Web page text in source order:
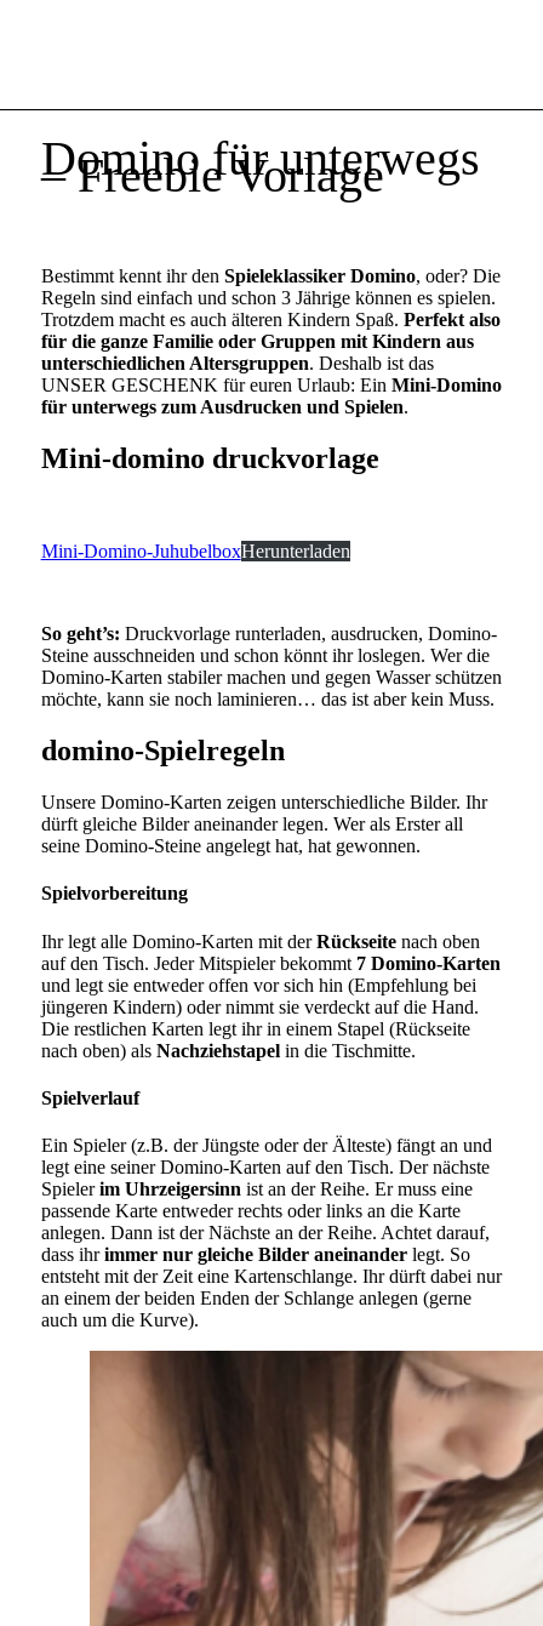
Domino für unterwegs
– Freebie Vorlage
Bestimmt kennt ihr den Spieleklassiker Domino, oder? Die
Regeln sind einfach und schon 3 Jährige können es spielen.
Trotzdem macht es auch älteren Kindern Spaß. Perfekt also
für die ganze Familie oder Gruppen mit Kindern aus
unterschiedlichen Altersgruppen. Deshalb ist das
UNSER GESCHENK für euren Urlaub: Ein Mini-Domino
für unterwegs zum Ausdrucken und Spielen.
Mini-domino druckvorlage
Mini-Domino-JuhubelboxHerunterladen
So geht’s: Druckvorlage runterladen, ausdrucken, Domino-
Steine ausschneiden und schon könnt ihr loslegen. Wer die
Domino-Karten stabiler machen und gegen Wasser schützen
möchte, kann sie noch laminieren… das ist aber kein Muss.
domino-Spielregeln
Unsere Domino-Karten zeigen unterschiedliche Bilder. Ihr
dürft gleiche Bilder aneinander legen. Wer als Erster all
seine Domino-Steine angelegt hat, hat gewonnen.
Spielvorbereitung
Ihr legt alle Domino-Karten mit derRückseitenach oben
auf den Tisch. Jeder Mitspieler bekommt 7 Domino-Karten
und legt sie entweder offen vor sich hin (Empfehlung bei
jüngeren Kindern) oder nimmt sie verdeckt auf die Hand.
Die restlichen Karten legt ihr in einem Stapel (Rückseite
nach oben) als Nachziehstapelin die Tischmitte.
Spielverlauf
Ein Spieler (z.B. der Jüngste oder der Älteste) fängt an und
legt eine seiner Domino-Karten auf den Tisch. Der nächste
Spielerim Uhrzeigersinn ist an der Reihe. Er muss eine
passende Karte entweder rechts oder links an die Karte
anlegen. Dann ist der Nächste an der Reihe. Achtet darauf,
dass ihrimmer nur gleiche Bilder aneinanderlegt. So
entsteht mit der Zeit eine Kartenschlange. Ihr dürft dabei nur
an einem der beiden Enden der Schlange anlegen (gerne
auch um die Kurve).